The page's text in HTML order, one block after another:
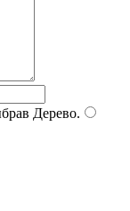
Дерево.